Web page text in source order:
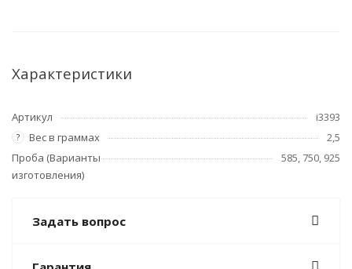
Характеристики
Артикул i3393
? Вес в граммах
2,5
Проба (Варианты
изготовления)
585, 750, 925
Задать вопрос